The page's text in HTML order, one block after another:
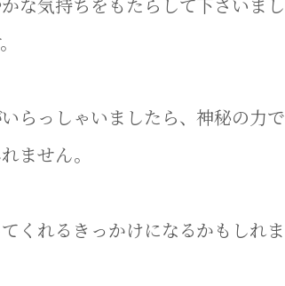
らっしゃいましたら、神秘の力で
ません。
くれるきっかけになるかもしれま